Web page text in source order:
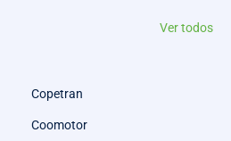
Ver todos
Copetran
Coomotor